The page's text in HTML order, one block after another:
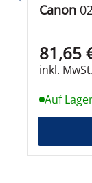
Canon
81,65
inkl. MwSt.
Auf